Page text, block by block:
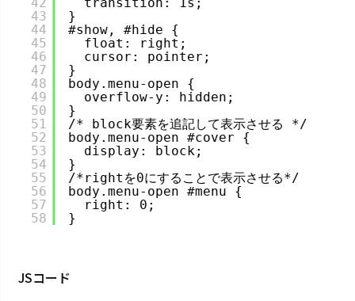
43
44
45
46
47
48
49
50
51
52
53
54
55
56
57
58
}
#show, #hide {
float: right;
cursor: pointer;
}
body.menu-open {
overflow-y: hidden;
}
/* block要素を追記して表示させる */
body.menu-open #cover {
display: block;
}
/*rightを0にすることで表示させる*/
body.menu-open #menu {
right: 0;
}
JSコード